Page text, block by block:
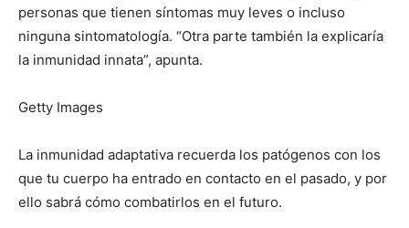
personas que tienen síntomas muy leves o incluso
ninguna sintomatología. “Otra parte también la explicaría
la inmunidad innata”, apunta.
Getty Images
La inmunidad adaptativa recuerda los patógenos con los
que tu cuerpo ha entrado en contacto en el pasado, y por
ello sabrá cómo combatirlos en el futuro.